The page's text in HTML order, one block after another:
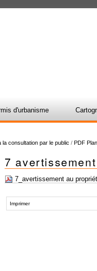
d'urbanisme
consultation par le public / PDF
7
7_avertissement au
surImprimer